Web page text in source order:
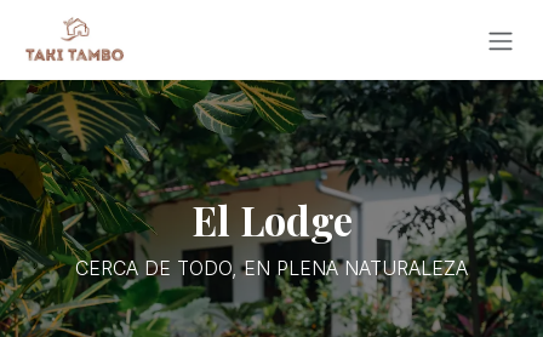
El Lodge
CERCA DE TODO, EN PLENA NATURALEZA